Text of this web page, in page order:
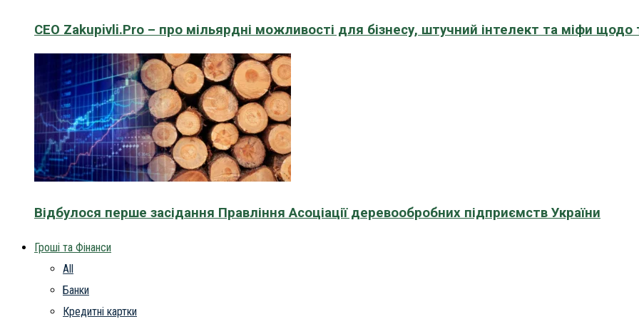
CEO Zakupivli.Pro – про мільярдні можливості для бізнесу, штучний інтелект та міфи щодо
Відбулося перше засідання Правління Асоціації деревообробних підприємств України
Гроші та Фінанси
All
Банки
Кредитні картки